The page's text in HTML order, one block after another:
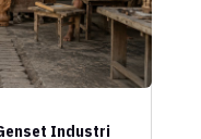
Industri